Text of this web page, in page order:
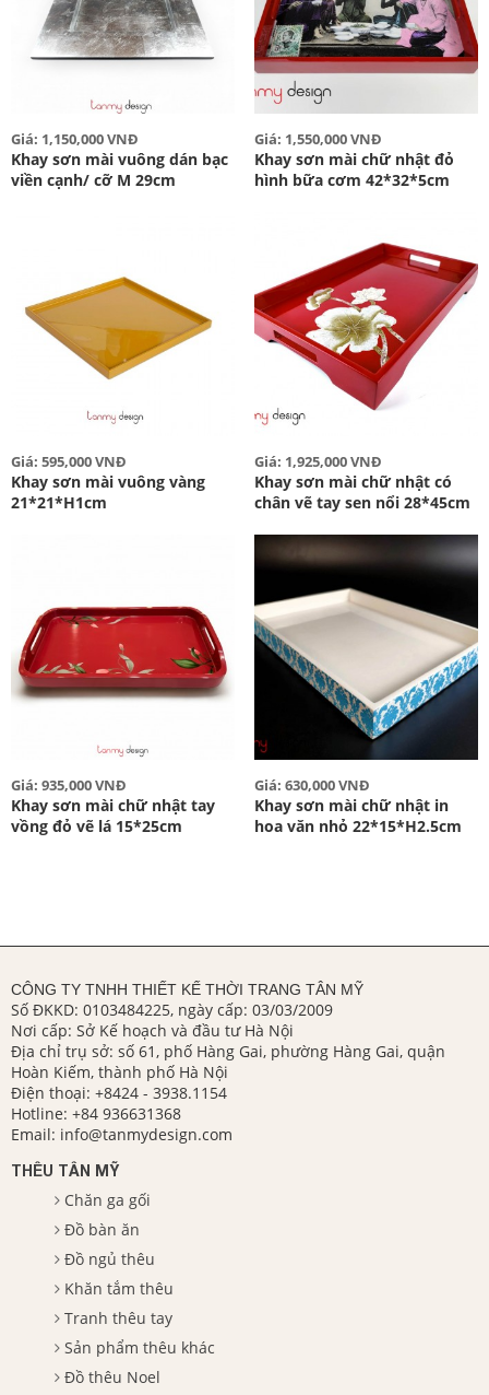
Giá: 1,150,000 VNĐ
Khay sơn mài vuông dán bạc
viền cạnh/ cỡ M 29cm
Giá: 1,550,000 VNĐ
Khay sơn mài chữ nhật đỏ
hình bữa cơm 42*32*5cm
Giá: 595,000 VNĐ
Khay sơn mài vuông vàng
21*21*H1cm
Giá: 1,925,000 VNĐ
Khay sơn mài chữ nhật có
chân vẽ tay sen nổi 28*45cm
Giá: 935,000 VNĐ
Khay sơn mài chữ nhật tay
vồng đỏ vẽ lá 15*25cm
Giá: 630,000 VNĐ
Khay sơn mài chữ nhật in
hoa văn nhỏ 22*15*H2.5cm
CÔNG TY TNHH THIẾT KẾ THỜI TRANG TÂN MỸ
Số ĐKKD: 0103484225, ngày cấp: 03/03/2009
Nơi cấp: Sở Kế hoạch và đầu tư Hà Nội
Địa chỉ trụ sở: số 61, phố Hàng Gai, phường Hàng Gai, quận
Hoàn Kiếm, thành phố Hà Nội
Điện thoại: +8424 - 3938.1154
Hotline: +84 936631368
Email: info@tanmydesign.com
THÊU TÂN MỸ
Chăn ga gối
Đồ bàn ăn
Đồ ngủ thêu
Khăn tắm thêu
Tranh thêu tay
Sản phẩm thêu khác
Đồ thêu Noel